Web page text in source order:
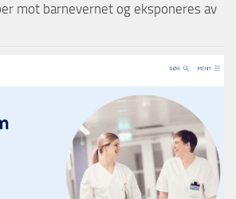
mot barnevernet og eksponeres av